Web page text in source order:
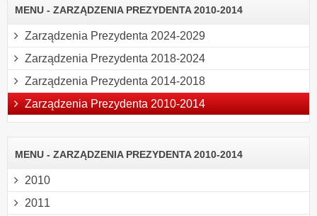
MENU - ZARZĄDZENIA PREZYDENTA 2010-2014
Zarządzenia Prezydenta 2024-2029
Zarządzenia Prezydenta 2018-2024
Zarządzenia Prezydenta 2014-2018
Zarządzenia Prezydenta 2010-2014
MENU - ZARZĄDZENIA PREZYDENTA 2010-2014
2010
2011